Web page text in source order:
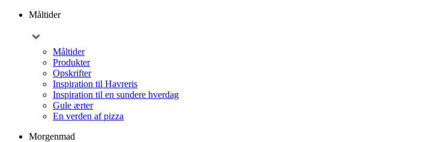
Måltider
Måltider
Produkter
Opskrifter
Inspiration til Havreris
Inspiration til en sundere hverdag
Gule ærter
En verden af pizza
Morgenmad